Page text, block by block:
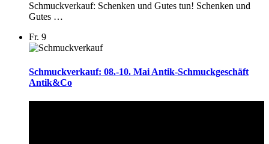
Schmuckverkauf: Schenken und Gutes tun! Schenken und
Gutes …
Fr. 9
Schmuckverkauf: 08.-10. Mai Antik-Schmuckgeschäft
Antik&Co